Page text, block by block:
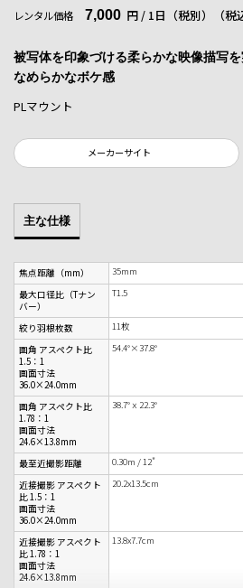
レンタル価格 7,000 円 / 1日（税別） （税
被写体を印象づける柔らかな映像描写
なめらかなボケ感
PLマウント
メーカーサイト
主な仕様
焦点距離（mm）
35mm
最大口径比（Tナン
バー）
T1.5
絞り羽根枚数
11枚
画角 アスペクト比
1.5：1
画面寸法
36.0×24.0mm
54.4°×37.8°
画角 アスペクト比
1.78：1
画面寸法
24.6×13.8mm
38.7°ｘ22.3°
最至近撮影距離
0.30m / 12"
近接撮影 アスペクト
比 1.5：1
画面寸法
36.0×24.0mm
20.2x13.5cm
近接撮影 アスペクト
比 1.78：1
画面寸法
24.6×13.8mm
13.8x7.7cm